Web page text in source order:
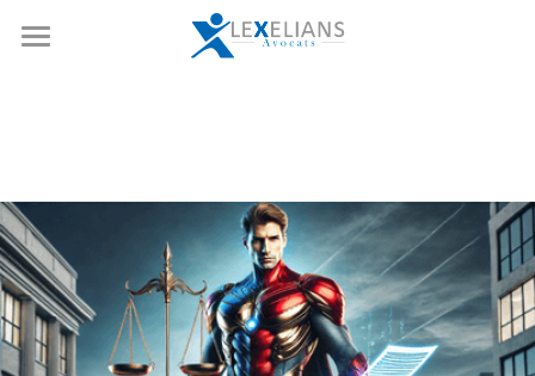
Droit boursier et corporate
Fusion-acquisition
Private equity
Actualités
Nous rejoindre